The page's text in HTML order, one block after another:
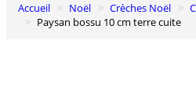
0
Panier
Accueil Noël Crèches Noël
Paysan bossu 10 cm terre cuite